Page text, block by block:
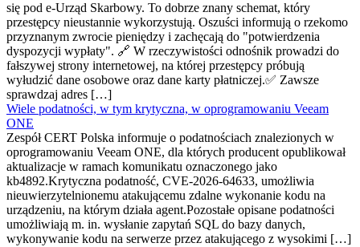
się pod e-Urząd Skarbowy. To dobrze znany schemat, który
przestępcy nieustannie wykorzystują. Oszuści informują o rzekomo
przyznanym zwrocie pieniędzy i zachęcają do "potwierdzenia
dyspozycji wypłaty". 🔗 W rzeczywistości odnośnik prowadzi do
fałszywej strony internetowej, na której przestępcy próbują
wyłudzić dane osobowe oraz dane karty płatniczej.✅ Zawsze
sprawdzaj adres […]
Wiele podatności, w tym krytyczna, w oprogramowaniu Veeam
ONE
Zespół CERT Polska informuje o podatnościach znalezionych w
oprogramowaniu Veeam ONE, dla których producent opublikował
aktualizacje w ramach komunikatu oznaczonego jako
kb4892.Krytyczna podatność, CVE-2026-64633, umożliwia
nieuwierzytelnionemu atakującemu zdalne wykonanie kodu na
urządzeniu, na którym działa agent.Pozostałe opisane podatności
umożliwiają m. in. wysłanie zapytań SQL do bazy danych,
wykonywanie kodu na serwerze przez atakującego z wysokimi […]